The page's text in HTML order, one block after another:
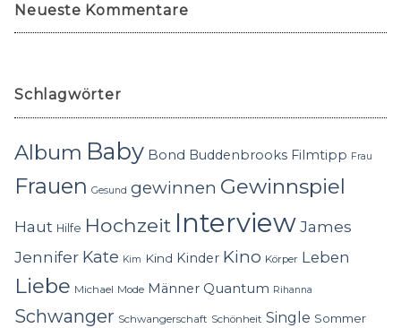
Neueste Kommentare
Schlagwörter
Album Baby Bond Buddenbrooks Filmtipp Frau
Frauen Gesund gewinnen Gewinnspiel
Haut Hilfe Hochzeit InterviewJames
Jennifer Kate Kim Kind Kinder Kino Körper Leben
Liebe Michael Mode Männer Quantum Rihanna
Schwanger Schwangerschaft Schönheit Single Sommer